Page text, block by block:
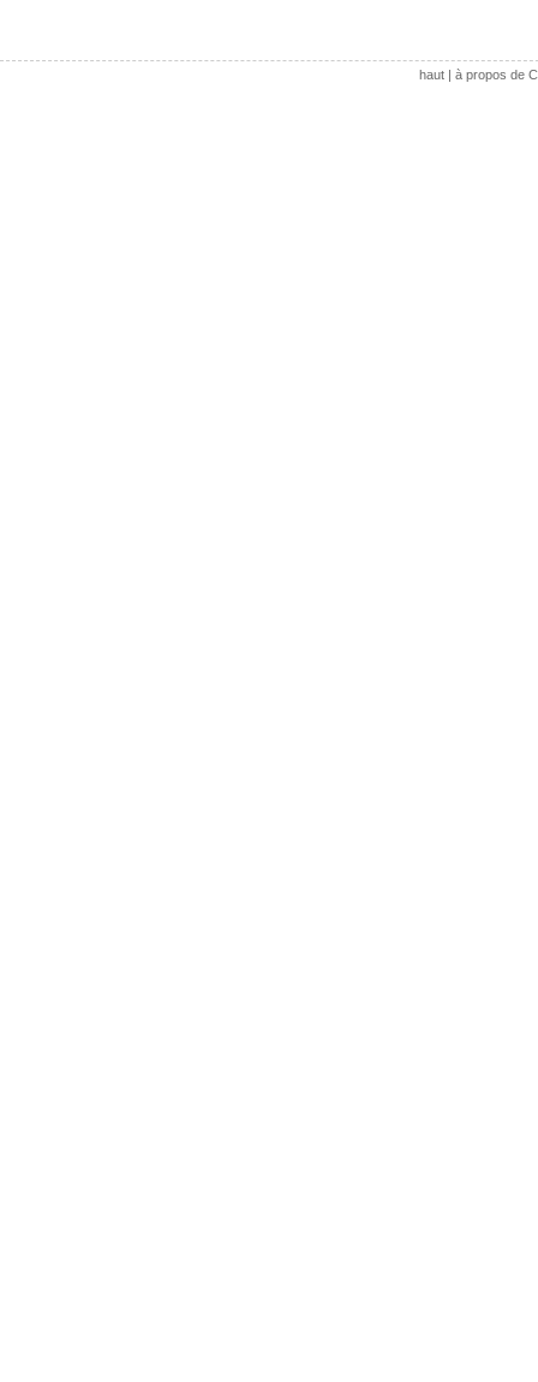
haut| à propos de